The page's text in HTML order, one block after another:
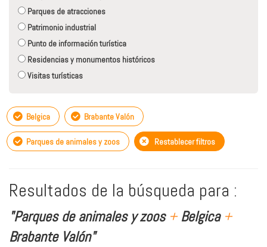
Parques de atracciones
Patrimonio industrial
Punto de información turística
Residencias y monumentos históricos
Visitas turísticas
Belgica Brabante Valón
Parques de animales y zoos Restablecer filtros
Resultados de la búsqueda para :
"Parques de animales y zoos +Belgica +
Brabante Valón"